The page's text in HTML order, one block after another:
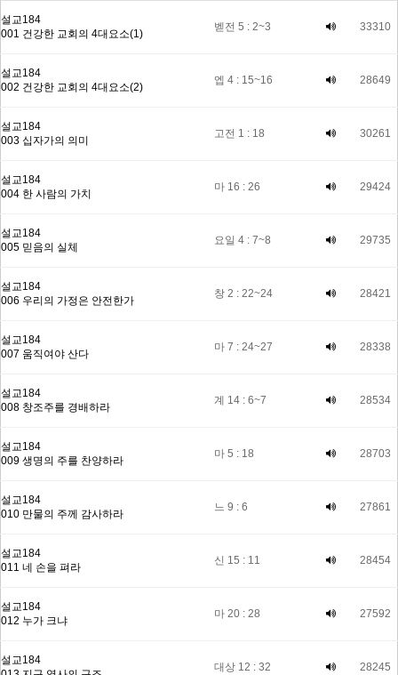
설교184
001 건강한 교회의 4대요소(1)
벧전 5 : 2~3 33310
설교184
002 건강한 교회의 4대요소(2)
엡 4 : 15~16 28649
설교184
003 십자가의 의미
고전 1 : 18 30261
설교184
004 한 사람의 가치
마 16 : 26 29424
설교184
005 믿음의 실체
요일 4 : 7~8 29735
설교184
006 우리의 가정은 안전한가
창 2 : 22~24 28421
설교184
007 움직여야 산다
마 7 : 24~27 28338
설교184
008 창조주를 경배하라
계 14 : 6~7 28534
설교184
009 생명의 주를 찬양하라
마 5 : 18 28703
설교184
010 만물의 주께 감사하라
느 9 : 6 27861
설교184
011 네 손을 펴라
신 15 : 11 28454
설교184
012 누가 크냐
마 20 : 28 27592
설교184
대상 12 : 32 28245